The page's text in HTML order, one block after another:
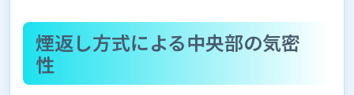
煙返し方式による中央部の気密
性